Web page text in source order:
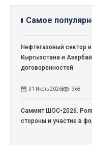
Самое
Нефтегазовый сектор
Кыргызстана и
договоренностей
31 Июль 2026 968
Саммит ШОС-2026.
стороны и участие в